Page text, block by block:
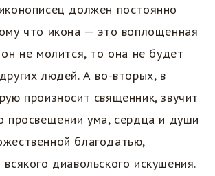
должен постоянно
что икона — это воплощенная
не молится, то она не будет
людей. А во-вторых, в
произносит священник, звучит
просвещении ума, сердца и души
благодатью,
диавольского искушения.